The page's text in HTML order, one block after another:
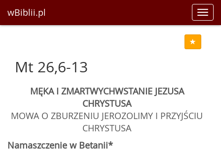
wBiblii.pl
Mt 26,6-13
MĘKA I ZMARTWYCHWSTANIE JEZUSA
CHRYSTUSA
MOWA O ZBURZENIU JEROZOLIMY I PRZYJŚCIU
CHRYSTUSA
Namaszczenie w Betanii*